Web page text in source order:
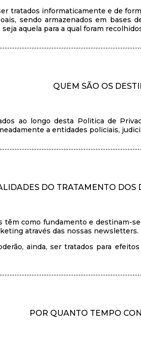
tratados informaticamente e de
sendo armazenados em bases
aquela para a qual foram
QUEM SÃO OS
ao longo desta Politica de
a entidades policiais,
DO TRATAMENTO DOS
têm como fundamento e destinam-
através das nossas newsletters.
ainda, ser tratados para
POR QUANTO TEMPO